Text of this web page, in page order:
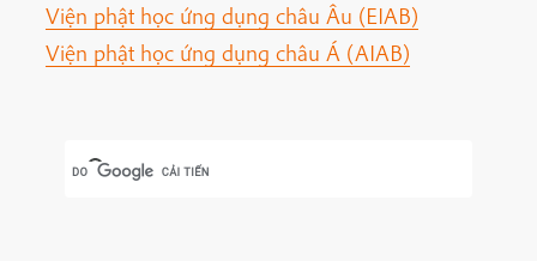
Viện phật học ứng dụng châu Âu (EIAB)
Viện phật học ứng dụng châu Á (AIAB)